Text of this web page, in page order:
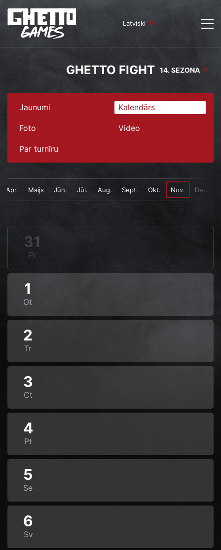
Latviski
GHETTO FIGHT 14. SEZONA
Jaunumi Kalendārs
Foto Video
Par turnīru
Apr. Maijs Jūn. Jūl. Aug. Sept. Okt. Nov. Dec.
31
Pr
1
Ot
2
Tr
3
Ct
4
Pt
5
Se
6
Sv